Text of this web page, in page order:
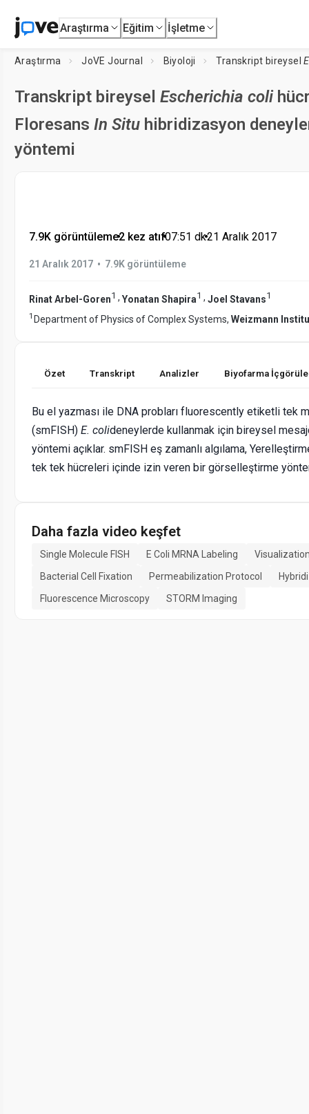
Araştırma Eğitim İşletme
Araştırma JoVE Journal Biyoloji Transkript bireysel
Transkript bireysel Escherichia coli
Floresans In Situ hibridizasyon
yöntemi
7.9K görüntüleme•2 kez atıf•07:51 dk•21 Aralık 2017
21 Aralık 2017 • 7.9K görüntüleme
Rinat Arbel-Goren1 , Yonatan Shapira1 , Joel Stavans1
1 Department of Physics of Complex Systems, Weizmann
Özet Transkript Analizler Biyofarma
Bu el yazması ile DNA probları fluorescently etiketli tek
(smFISH) E. colideneylerde kullanmak için bireysel
yöntemi açıklar. smFISH eş zamanlı algılama,
tek tek hücreleri içinde izin veren bir görselleştirme
Daha fazla video keşfet
Single Molecule FISH E Coli MRNA Labeling
Bacterial Cell Fixation
Permeabilization Protocol
Fluorescence Microscopy
STORM Imaging